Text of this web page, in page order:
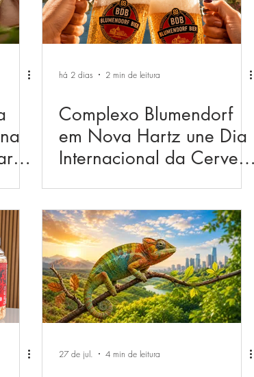
o
há 2 dias 2 min de leitura
Complexo Blumendorf
em Nova Hartz une Dia
Internacional da Cerveja
2026
27 de jul. 4 min de leitura